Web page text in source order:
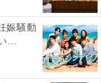
ト
子どもも作れな
大好きな（和
娠騒動
...